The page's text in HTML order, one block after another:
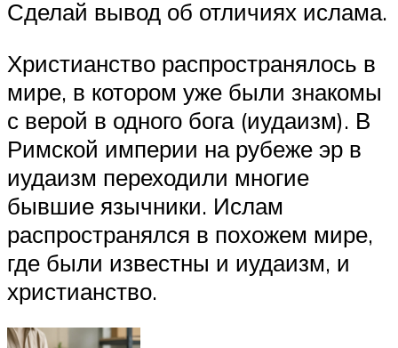
Сделай вывод об отличиях ислама.
Христианство распространялось в
мире, в котором уже были знакомы
с верой в одного бога (иудаизм). В
Римской империи на рубеже эр в
иудаизм переходили многие
бывшие язычники. Ислам
распространялся в похожем мире,
где были известны и иудаизм, и
христианство.